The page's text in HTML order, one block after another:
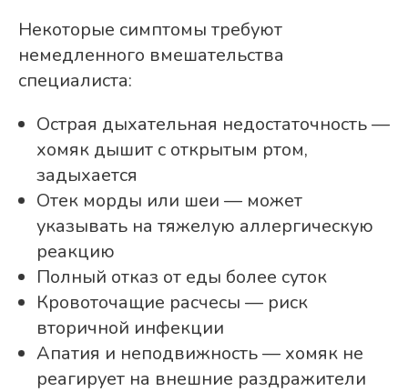
Некоторые симптомы требуют
немедленного вмешательства
специалиста:
Острая дыхательная недостаточность —
хомяк дышит с открытым ртом,
задыхается
Отек морды или шеи — может
указывать на тяжелую аллергическую
реакцию
Полный отказ от еды более суток
Кровоточащие расчесы — риск
вторичной инфекции
Апатия и неподвижность — хомяк не
реагирует на внешние раздражители